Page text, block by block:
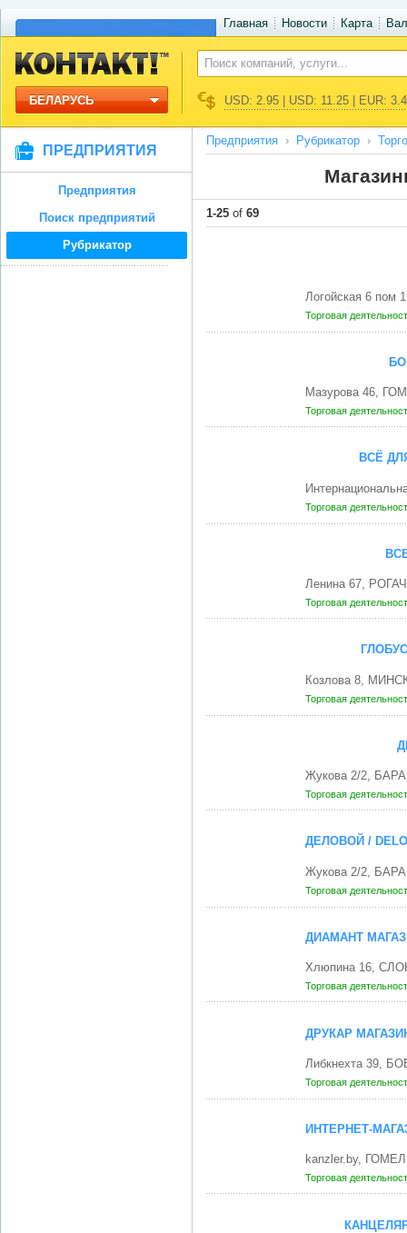
Главная Новости Карта
БЕЛАРУСЬ USD: 2.95 | USD: 11.25 | EUR:
ПРЕДПРИЯТИЯ
Предприятия
Поиск предприятий
Рубрикатор
Предприятия Рубрикатор
1-25 of 69
Логойская 6
Торговая
Мазурова 46,
Торговая
ВСЁ
Торговая
Ленина 67,
Торговая
Козлова 8,
Торговая
Жукова 2/2,
Торговая
ДЕЛОВОЙ /
Жукова 2/2,
Торговая
ДИАМАНТ
Хлюпина 16,
Торговая
ДРУКАР
Либкнехта 39,
Торговая
ИНТЕРНЕТ-
kanzler.by,
Торговая